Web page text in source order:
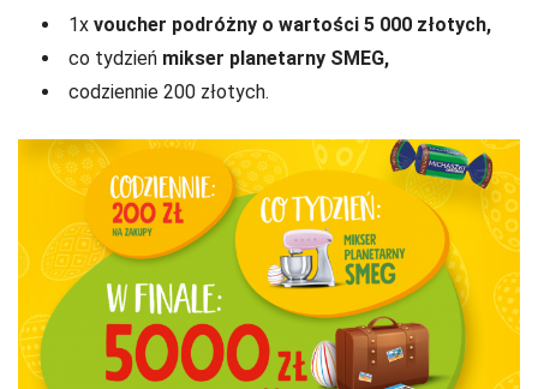
1x voucher podróżny o wartości 5 000 złotych,
co tydzień mikser planetarny SMEG,
codziennie 200 złotych.